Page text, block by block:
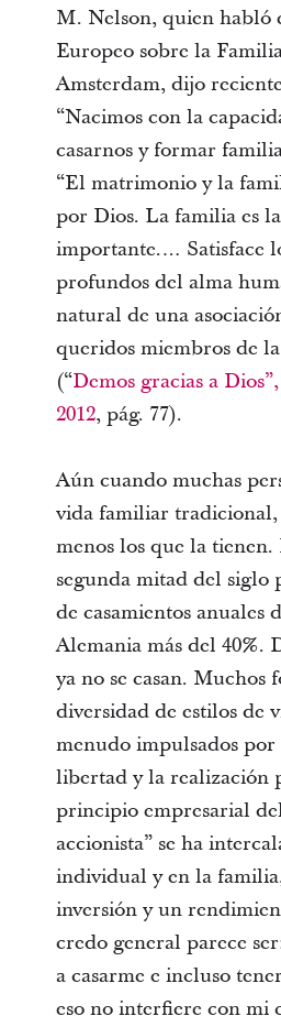
M. Nelson, quien habló
Europeo sobre la
Amsterdam, dijo
“Nacimos con la
casarnos y formar
“El matrimonio y la
por Dios. La familia es
importante.… Satisface
profundos del alma
natural de una
queridos miembros de
(“Demos gracias a
2012, pág. 77).
Aún cuando muchas
vida familiar tradicional,
menos los que la
segunda mitad del siglo
de casamientos anuales
Alemania más del 40%.
ya no se casan. Muchos
diversidad de estilos de
menudo impulsados
libertad y la realización
principio empresarial
accionista” se ha
individual y en la
inversión y un
credo general parece
a casarme e incluso
eso no interfiere con mi